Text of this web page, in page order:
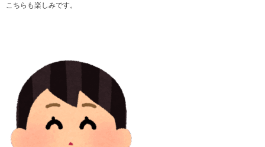
こちらも楽しみです。